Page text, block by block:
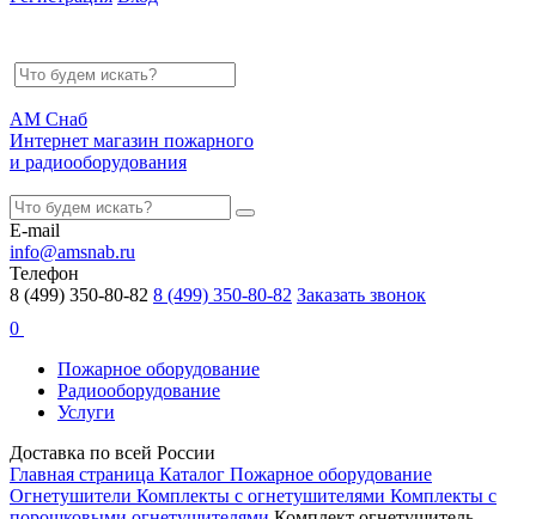
АМ Снаб
Интернет магазин пожарного
и радиооборудования
E-mail
info@amsnab.ru
Телефон
8 (499) 350-80-82 8 (499) 350-80-82 Заказать звонок
0
Пожарное оборудование
Радиооборудование
Услуги
Доставка по всей России
Главная страница Каталог Пожарное оборудование
Огнетушители Комплекты c огнетушителями Комплекты с